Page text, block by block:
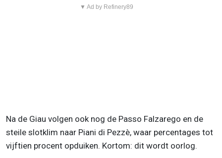
▼ Ad by Refinery89
Na de Giau volgen ook nog de Passo Falzarego en de
steile slotklim naar Piani di Pezzè, waar percentages tot
vijftien procent opduiken. Kortom: dit wordt oorlog.